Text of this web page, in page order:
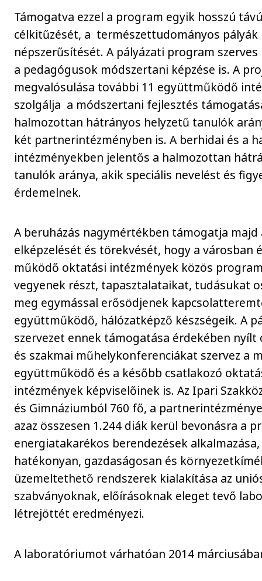
Támogatva ezzel a program egyik hosszú
célkitűzését, a természettudományos pályák
népszerűsítését. A pályázati program szerves
a pedagógusok módszertani képzése is. A
megvalósulása további 11 együttműködő
szolgálja a módszertani fejlesztés
halmozottan hátrányos helyzetű tanulók
két partnerintézményben is. A berhidai és a
intézményekben jelentős a halmozottan
tanulók aránya, akik speciális nevelést és
érdemelnek.
A beruházás nagymértékben támogatja majd
elképzelését és törekvését, hogy a városban
működő oktatási intézmények közös
vegyenek részt, tapasztalataikat, tudásukat
meg egymással erősödjenek
együttműködő, hálózatképző készségeik. A
szervezet ennek támogatása érdekében nyílt
és szakmai műhelykonferenciákat szervez a
együttműködő és a később csatlakozó
intézmények képviselőinek is. Az Ipari
és Gimnáziumból 760 fő, a
azaz összesen 1.244 diák kerül bevonásra a
energiatakarékos berendezések alkalmazása,
hatékonyan, gazdaságosan és
üzemeltethető rendszerek kialakítása az
szabványoknak, előírásoknak eleget tevő
létrejöttét eredményezi.
A laboratóriumot várhatóan 2014